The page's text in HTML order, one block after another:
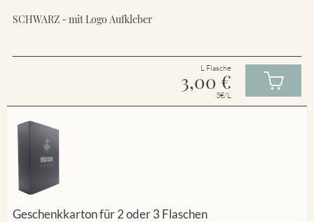
SCHWARZ - mit Logo Aufkleber
L Flasche
3,00 €
3€/L
Geschenkkarton für 2 oder 3 Flaschen